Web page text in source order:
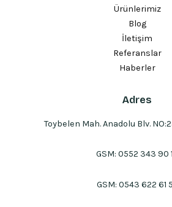
Ürünlerimiz
Blog
İletişim
Referanslar
Haberler
Adres
Toybelen Mah. Anadolu Blv.
GSM: 0552 343 90
GSM: 0543 622 61